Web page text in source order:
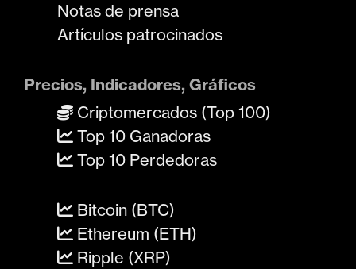
Notas de prensa
Artículos patrocinados
Precios, Indicadores, Gráficos
Criptomercados (Top 100)
Top 10 Ganadoras
Top 10 Perdedoras
Bitcoin (BTC)
Ethereum (ETH)
Ripple (XRP)